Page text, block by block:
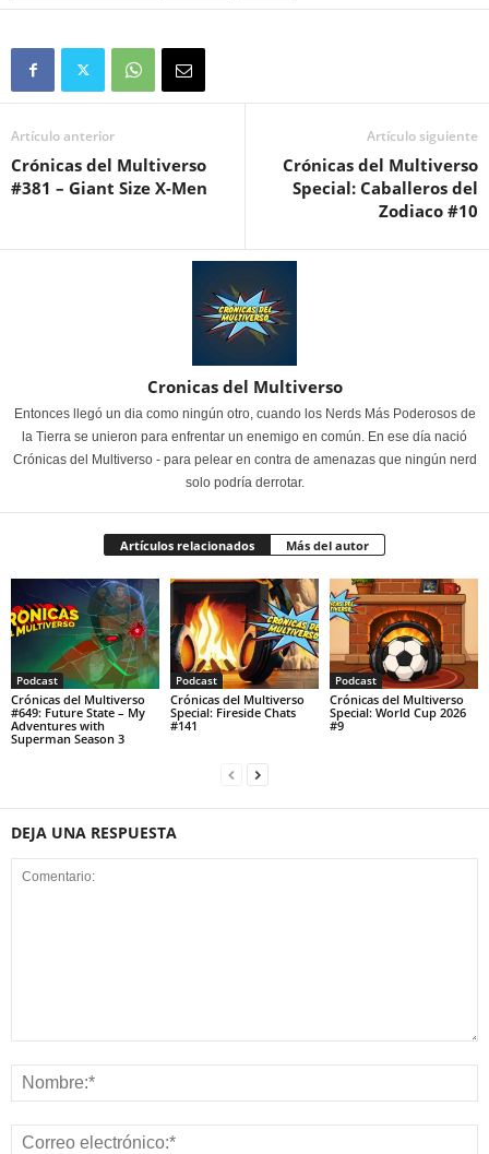
Artículo anterior
Crónicas del Multiverso
#381 – Giant Size X-Men
Artículo siguiente
Crónicas del Multiverso
Special: Caballeros del
Zodiaco #10
Cronicas del Multiverso
Entonces llegó un dia como ningún otro, cuando los Nerds Más Poderosos de
la Tierra se unieron para enfrentar un enemigo en común. En ese día nació
Crónicas del Multiverso - para pelear en contra de amenazas que ningún nerd
solo podría derrotar.
Artículos relacionados Más del autor
Podcast
Crónicas del Multiverso
#649: Future State – My
Adventures with
Superman Season 3
Podcast
Crónicas del Multiverso
Special: Fireside Chats
#141
Podcast
Crónicas del Multiverso
Special: World Cup 2026
#9
DEJA UNA RESPUESTA